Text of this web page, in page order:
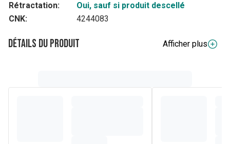
Rétractation:
Oui, sauf si produit descellé
CNK:
4244083
Détails du produit
Afficher plus
dermatologique intégrant le nouveau brevet filtrant SVR1